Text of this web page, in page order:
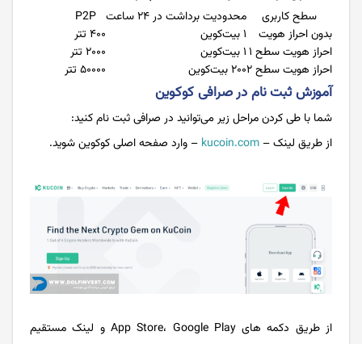
سطح کاربری
محدودیت برداشت در ۲۴ ساعت
P2P
بدون احراز هویت
۱ بیت‌کوین
۴۰۰ تتر
احراز هویت سطح ۱ ۱ بیت‌کوین
۲۰۰۰ تتر
احراز هویت سطح ۲ ۲۰۰ بیت‌کوین ۵۰۰۰۰ تتر
آموزش ثبت نام در صرافی کوکوین
شما با طی کردن مراحل زیر می‌توانید در صرافی ثبت نام کنید:
از طریق لینک – kucoin.com – وارد صفحه اصلی کوکوین شوید.
از طریق دکمه های App Store، Google Play و لینک مستقیم